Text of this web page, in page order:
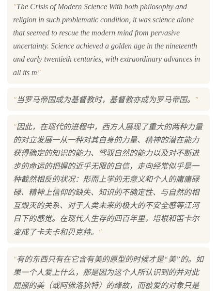
"The Crisis of Modern Science With both philosophy and
religion in such problematic condition, it was science alone
that seemed to rescue the modern mind from pervasive
uncertainty. Science achieved a golden age in the nineteenth
and early twentieth centuries, with extraordinary advances in
all its m"
"当罗马帝国成为基督教时，基督教亦成为罗马帝国。 "
"因此，在现代的进程中，西方人展现了重大的两种力量
的对立发展一从一种对其自身的力量、精神的潜在能力
获得确定的知识的能力、驾驭自然的能力以及对不断进
步的命运的把握的近乎无限的自信，走向经常似乎是一
种截然相反的状况：形而上学的无意义和个人的庸庸碌
碌、精神上信仰的缺失、知识的不确定性、与自然的相
互毁灭的关系、对于人类未来的极大的不安全感等江河
日下的感觉。在现代人生存的四百年里，培根和笛卡尔
変成了卡夫卡和贝克特。
"
"有的东西只有在它含有美的原型的时候才是“美”的。如
果一个人爱上什么，那是因为这个人所认识到的并对此
屈服的美（或阿佛洛狄特）的缘故，而被爱的对象只是